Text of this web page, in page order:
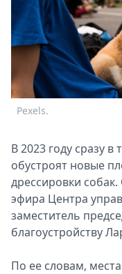
Пресс-
релизы
О
Metro
Стримы
2026
Скачай
Metro
Pexels.
В 2023 году сразу
обустроят новые
дрессировки
эфира Центра
заместитель
благоустройству
По ее словам,